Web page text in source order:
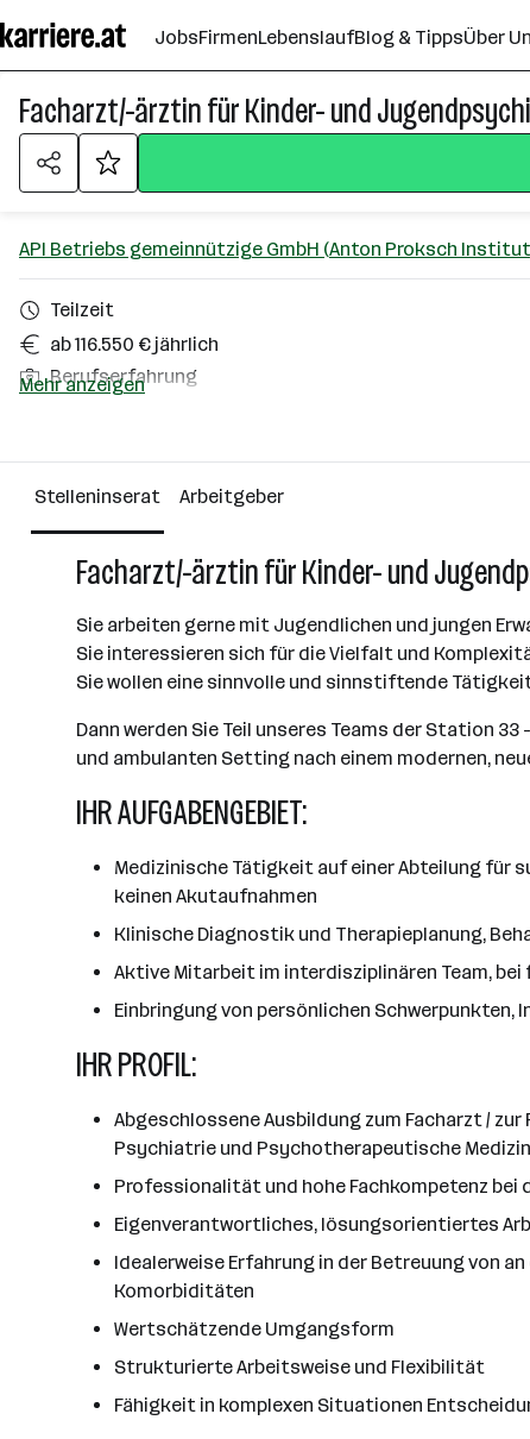
Seiteninhalt
springen
JobsFirmenLebenslaufBlog & TippsÜber
Facharzt/-ärztin für Kinder- und
API Betriebs gemeinnützige GmbH (Anton Proksch
Teilzeit
ab 116.550 € jährlich
Berufserfahrung
Über das Unternehmen
101 - 500 Mitarbeiter*innen
Wien
Mehr anzeigen
Stelleninserat Arbeitgeber
Facharzt/-ärztin für Kinder- und
Sie arbeiten gerne mit Jugendlichen und jungen
Sie interessieren sich für die Vielfalt und
Sie wollen eine sinnvolle und sinnstiftende
Dann werden Sie Teil unseres Teams der Station
und ambulanten Setting nach einem modernen,
IHR AUFGABENGEBIET:
Medizinische Tätigkeit auf einer Abteilung für
keinen Akutaufnahmen
Klinische Diagnostik und Therapieplanung,
Aktive Mitarbeit im interdisziplinären Team, bei
Einbringung von persönlichen
IHR PROFIL:
Abgeschlossene Ausbildung zum Facharzt /
Psychiatrie und Psychotherapeutische
Professionalität und hohe Fachkompetenz bei
Eigenverantwortliches, lösungsorientiertes
Idealerweise Erfahrung in der Betreuung von
Komorbiditäten
Wertschätzende Umgangsform
Strukturierte Arbeitsweise und Flexibilität
Fähigkeit in komplexen Situationen